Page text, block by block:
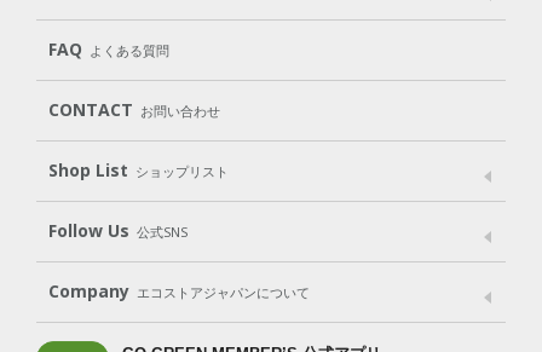
Cleaning Baby Kids
Body（ボディ） Hair（ヘア） Oral care（オーラルケア）
Goods （グッズ）
Gift set
User Guide
Subscription（定期便）
FAQ よくある質問
CONTACT お問い合わせ
Shop List ショップリスト
Shop List
Follow Us 公式SNS
LINE＠ Instagram Facebook
Company エコストアジャパンについて
会社案内 ご利用規約 プライバシーポリシー